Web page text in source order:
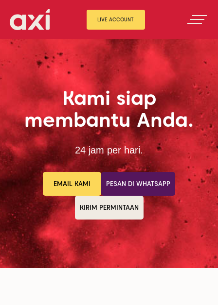
LIVE ACCOUNT
Kami siap
membantu Anda.
24 jam per hari.
EMAIL KAMI PESAN DI WHATSAPP
KIRIM PERMINTAAN